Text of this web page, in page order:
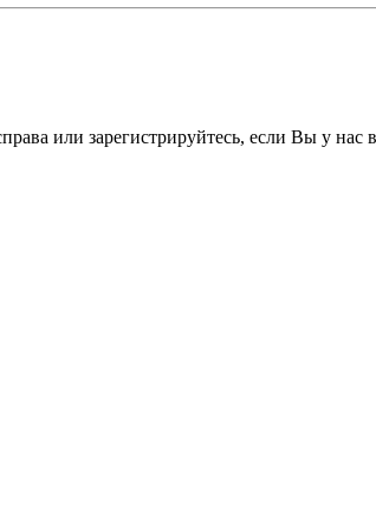
или зарегистрируйтесь, если Вы у нас